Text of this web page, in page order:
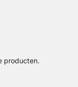
producten.